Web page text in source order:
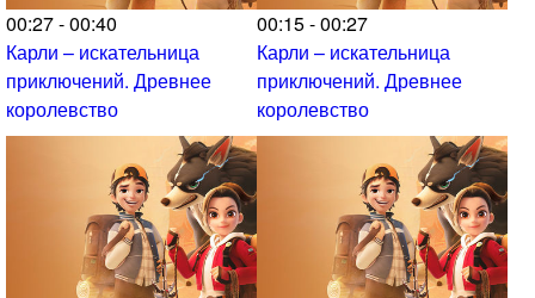
00:27 - 00:40
Карли – искательница
приключений. Древнее
королевство
00:15 - 00:27
Карли – искательница
приключений. Древнее
королевство